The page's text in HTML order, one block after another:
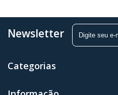
Newsletter
Categorias